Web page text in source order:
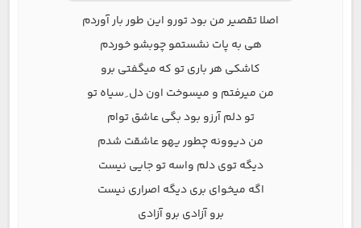
اصلا تقصیر من بود تورو این طور بار آوردم
هی به پات نشستمو چوبشو خوردم
کاشکی هر باری تو که میگفتی برو
من میرفتم و میسوخت اون دل ِ سیاه تو
تو دلم آرزو بود بگی عاشق توام
من دیوونه چطور یهو عاشقت شدم
دیگه توی دلم واسه تو جایی نیست
اگه میخوای بری دیگه اصراری نیست
برو آزادی برو آزادی